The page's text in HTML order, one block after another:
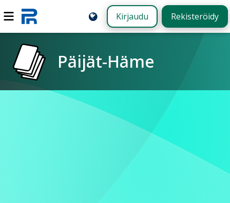
Kirjaudu Rekisteröidy
Päijät-Häme